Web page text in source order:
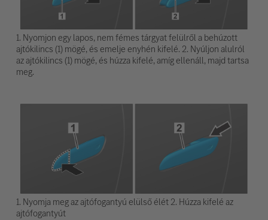
1. Nyomjon egy lapos, nem fémes tárgyat felülről a behúzott
ajtókilincs (1) mögé, és emelje enyhén kifelé. 2. Nyúljon alulról
az ajtókilincs (1) mögé, és húzza kifelé, amíg ellenáll, majd tartsa
meg.
1. Nyomja meg az ajtófogantyú elülső élét 2. Húzza kifelé az
ajtófogantyút